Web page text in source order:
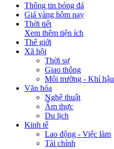
Thông tin bóng đá
Giá vàng hôm nay
Thời tiết
Xem thêm tiện ích
Thế giới
Xã hội
Thời sự
Giao thông
Môi trường - Khí hậu
Văn hóa
Nghệ thuật
Ẩm thực
Du lịch
Kinh tế
Lao động - Việc làm
Tài chính